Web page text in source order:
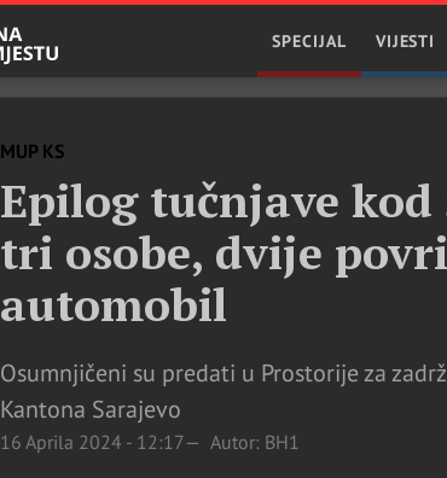
SPECIJAL VIJESTI
MUP KS
Epilog tučnjave kod
tri osobe, dvije
automobil
Osumnjičeni su predati u Prostorije za
Kantona Sarajevo
16 Aprila 2024 - 12:17 Autor: BH1